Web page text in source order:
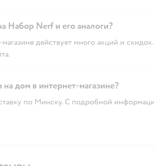
Набор Nerf и его аналоги?
действует много акций и
на дом в интернет-магазине?
по Минску. С подробной